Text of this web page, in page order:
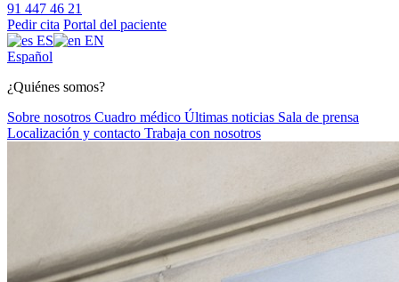
91 447 46 21
Pedir cita Portal del paciente
ES
EN
Español
¿Quiénes somos?
Sobre nosotros Cuadro médico Últimas noticias Sala de prensa
Localización y contacto Trabaja con nosotros